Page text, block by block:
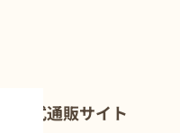
公式通販サイト